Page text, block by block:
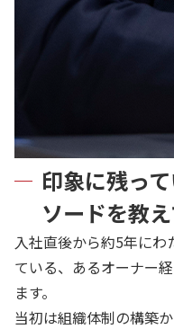
印象に残っ
ソードを教え
入社直後から約5年に
ている、あるオーナー
ます。
当初は組織体制の構築